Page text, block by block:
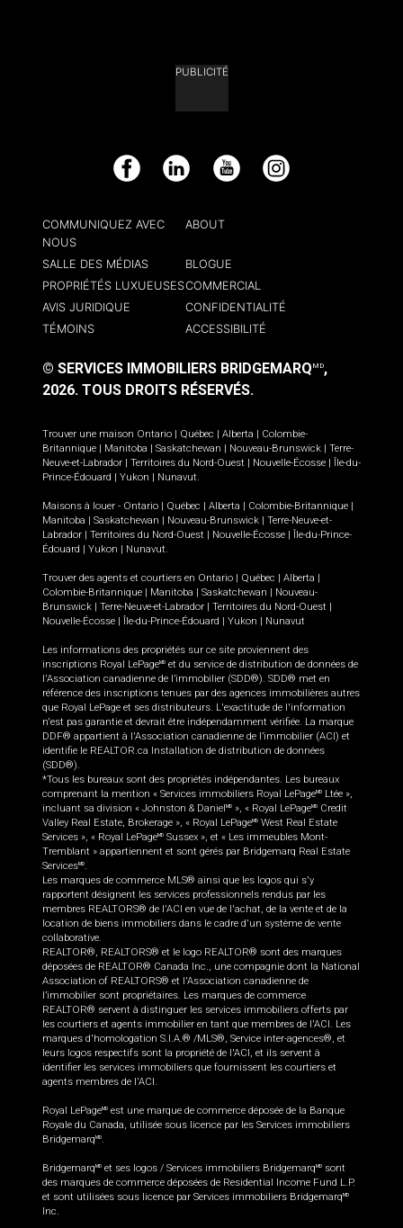
PUBLICITÉ
Facebook LinkedIn YouTube Instagram
COMMUNIQUEZ AVEC
NOUS
ABOUT
SALLE DES MÉDIAS
BLOGUE
PROPRIÉTÉS LUXUEUSESCOMMERCIAL
AVIS JURIDIQUE
CONFIDENTIALITÉ
TÉMOINS
ACCESSIBILITÉ
© SERVICES IMMOBILIERS BRIDGEMARQ MD,
2026. TOUS DROITS RÉSERVÉS.
Trouver une maison Ontario Québec Alberta
Colombie-
Britannique
Manitoba Saskatchewan Nouveau-Brunswick
Terre-
Neuve-et-Labrador
Territoires du Nord-Ouest Nouvelle-Écosse
Île-du-
Prince-Édouard
Yukon Nunavut.
Maisons à louer - Ontario Québec Alberta Colombie-Britannique
Manitoba
Saskatchewan Nouveau-Brunswick
Terre-Neuve-et-
Labrador
Territoires du Nord-Ouest Nouvelle-Écosse
Île-du-Prince-
Édouard
Yukon Nunavut.
Trouver des agents et courtiers en Ontario Québec Alberta
Colombie-Britannique
Manitoba Saskatchewan
Nouveau-
Brunswick
Terre-Neuve-et-Labrador Territoires du Nord-Ouest
Nouvelle-Écosse
Île-du-Prince-Édouard Yukon Nunavut
Les informations des propriétés sur ce site proviennent des
inscriptions Royal LePageMD et du service de distribution de données de
l'Association canadienne de l’immobilier (SDD®). SDD® met en
référence des inscriptions tenues par des agences immobilières autres
que Royal LePage et ses distributeurs. L'exactitude de l'information
n'est pas garantie et devrait être indépendamment vérifiée. La marque
DDF® appartient à l'Association canadienne de l’immobilier (ACI) et
identifie le REALTOR.ca Installation de distribution de données
(SDD®).
*Tous les bureaux sont des propriétés indépendantes. Les bureaux
comprenant la mention « Services immobiliers Royal LePageMD
Ltée »,
incluant sa division « Johnston & Daniel MD », « Royal LePageMD
Credit
Valley Real Estate, Brokerage », « Royal LePageMD West Real Estate
Services », « Royal LePageMD Sussex », et « Les immeubles Mont-
Tremblant » appartiennent et sont gérés par Bridgemarq Real Estate
ServicesMD.
Les marques de commerce MLS® ainsi que les logos qui s'y
rapportent désignent les services professionnels rendus par les
membres REALTORS® de l'ACI en vue de l'achat, de la vente et de la
location de biens immobiliers dans le cadre d'un système de vente
collaborative.
REALTOR®, REALTORS® et le logo REALTOR® sont des marques
déposées de REALTOR® Canada Inc., une compagnie dont la National
Association of REALTORS® et l'Association canadienne de
l’immobilier sont propriétaires. Les marques de commerce
REALTOR® servent à distinguer les services immobiliers offerts par
les courtiers et agents immobilier en tant que membres de l'ACI. Les
marques d'homologation S.I.A.® /MLS®, Service inter-agences®, et
leurs logos respectifs sont la propriété de l'ACI, et ils servent à
identifier les services immobiliers que fournissent les courtiers et
agents membres de l'ACI.
Royal LePageMD est une marque de commerce déposée de la Banque
Royale du Canada, utilisée sous licence par les Services immobiliers
BridgemarqMD.
BridgemarqMD et ses logos / Services immobiliers BridgemarqMD
sont
des marques de commerce déposées de Residential Income Fund L.P.
et sont utilisées sous licence par Services immobiliers BridgemarqMD
Inc.